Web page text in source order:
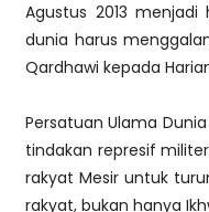
Agustus 2013
dunia harus
Qardhawi kepada
Persatuan Ulama
tindakan represif
rakyat Mesir untuk
rakyat, bukan hanya